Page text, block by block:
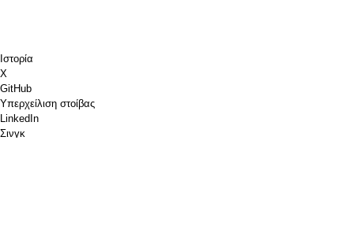
Ιστορία
Χ
GitHub
Υπερχείλιση στοίβας
LinkedIn
Σινγκ